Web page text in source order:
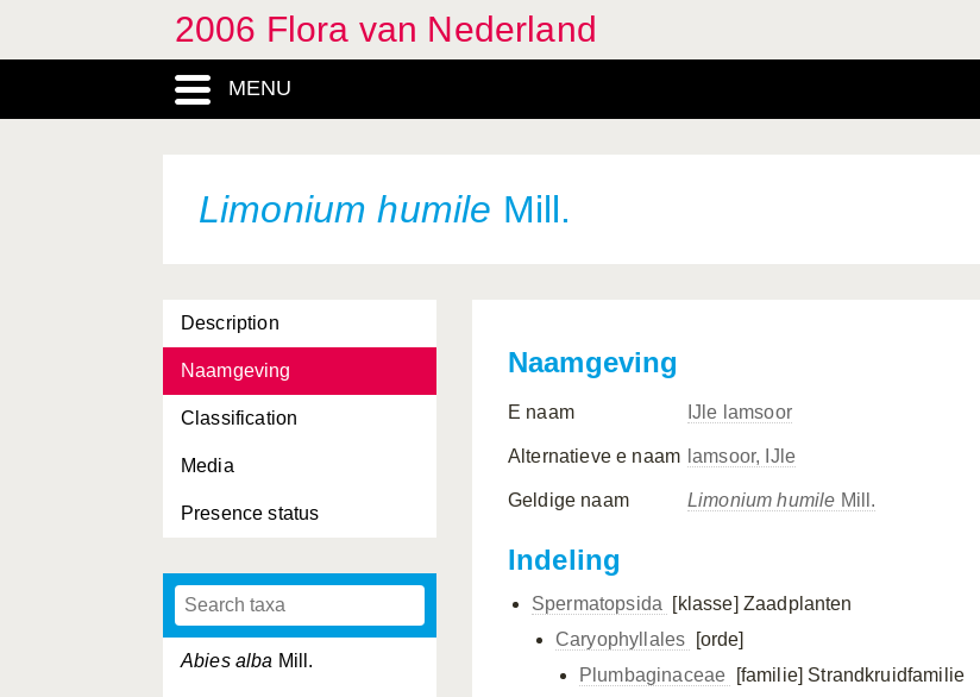
2006 Flora van Nederland
MENU
Limonium humile Mill.
Description
Naamgeving
Classification
Media
Presence status
Abies alba Mill.
Naamgeving
E naam IJle lamsoor
Alternatieve e naam lamsoor, IJle
Geldige naam Limonium humile Mill.
Indeling
Spermatopsida [klasse] Zaadplanten
Caryophyllales
[orde]
Plumbaginaceae
[familie] Strandkruidfamilie